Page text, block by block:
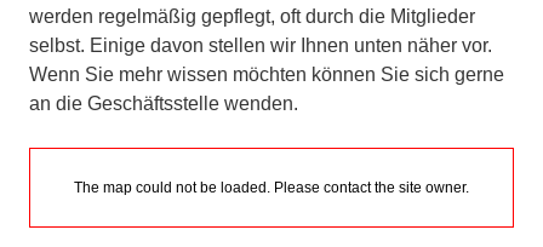
werden regelmäßig gepflegt, oft durch die Mitglieder
selbst. Einige davon stellen wir Ihnen unten näher vor.
Wenn Sie mehr wissen möchten können Sie sich gerne
an die Geschäftsstelle wenden.
The map could not be loaded. Please contact the site owner.